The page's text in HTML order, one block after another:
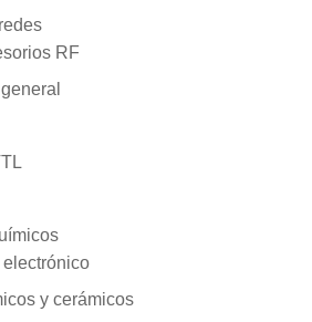
RF
y cerámicos